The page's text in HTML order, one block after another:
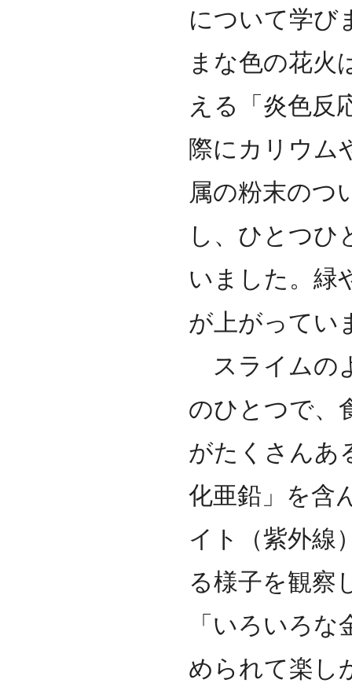
について学び
まな色の花火
える「炎色反
際にカリウム
属の粉末のつ
し、ひとつひ
いました。緑
が上がってい
スライムの
のひとつで、
がたくさんあ
化亜鉛」を含
イト（紫外線
る様子を観
「いろいろ
められて楽し